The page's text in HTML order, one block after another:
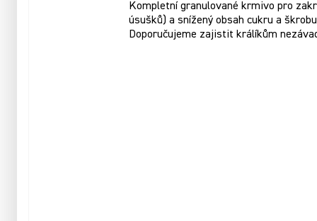
Kompletní granulované krmivo pro
úsušků) a snížený obsah cukru a
Doporučujeme zajistit králíkům